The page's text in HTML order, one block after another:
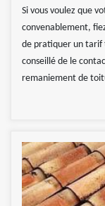
Si vous voulez que
convenablement,
de pratiquer un tarif
conseillé de le
remaniement de